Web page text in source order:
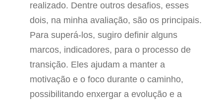
realizado. Dentre outros desafios, esses
dois, na minha avaliação, são os principais.
Para superá-los, sugiro definir alguns
marcos, indicadores, para o processo de
transição. Eles ajudam a manter a
motivação e o foco durante o caminho,
possibilitando enxergar a evolução e a